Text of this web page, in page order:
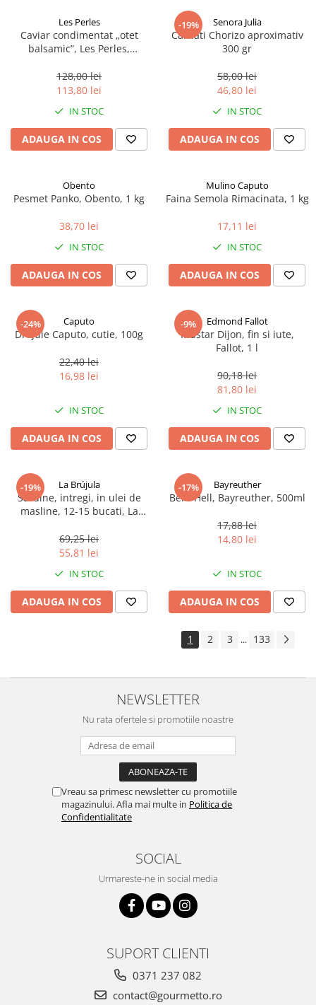
Les Perles
Caviar condimentat „otet
balsamic”, Les Perles,
sferice, 200 g
128,00 lei
113,80 lei
IN STOC
ADAUGA IN COS
-19% Senora Julia
Carnati Chorizo aproximativ
300 gr
58,00 lei
46,80 lei
IN STOC
ADAUGA IN COS
Obento
Pesmet Panko, Obento, 1 kg
38,70 lei
IN STOC
ADAUGA IN COS
Mulino Caputo
Faina Semola Rimacinata, 1 kg
17,11 lei
IN STOC
ADAUGA IN COS
-24% Caputo
Drojdie Caputo, cutie, 100g
22,40 lei
16,98 lei
IN STOC
ADAUGA IN COS
-9% Edmond Fallot
Mustar Dijon, fin si iute,
Fallot, 1 l
90,18 lei
81,80 lei
IN STOC
ADAUGA IN COS
-19% La Brújula
Sardine, intregi, in ulei de
masline, 12-15 bucati, La
69,25 lei
55,81 lei
IN STOC
ADAUGA IN COS
-17% Bayreuther
Bere Hell, Bayreuther, 500ml
17,88 lei
14,80 lei
IN STOC
ADAUGA IN COS
1 2 3 ... 133
NEWSLETTER
Nu rata ofertele si promotiile noastre
Vreau sa primesc newsletter cu promotiile
magazinului. Afla mai multe in Politica de
Confidentialitate
SOCIAL
Urmareste-ne in social media
SUPORT CLIENTI
0371 237 082
contact@gourmetto.ro